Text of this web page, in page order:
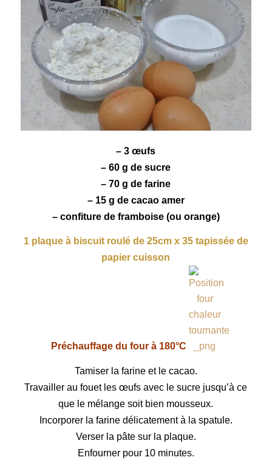
– 3 œufs
– 60 g de sucre
– 70 g de farine
– 15 g de cacaoamer
– confiture de framboise(ou orange)
1 plaque à biscuit roulé de 25cm x 35 tapissée de
papier cuisson
Préchauffage du four à 180°C
Tamiser la farine et le cacao.
Travailler au fouet les œufs avec le sucre jusqu’à ce
que le mélange soit bien mousseux.
Incorporer la farine délicatement à la spatule.
Verser la pâte sur la plaque.
Enfourner pour 10 minutes.